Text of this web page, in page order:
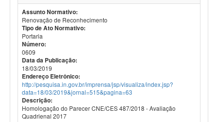
Assunto Normativo:
Renovação de Reconhecimento
Tipo de Ato Normativo:
Portaria
Número:
0609
Data da Publicação:
18/03/2019
Endereço Eletrônico:
http://pesquisa.in.gov.br/imprensa/jsp/visualiza/index.jsp?
data=18/03/2019&jornal=515&pagina=63
Descrição:
Homologação do Parecer CNE/CES 487/2018 - Avaliação
Quadrienal 2017